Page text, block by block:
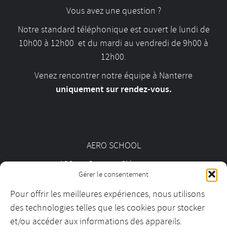
Gérer le consentement
Pour offrir les meilleures expériences, nous utilisons
des technologies telles que les cookies pour stocker
et/ou accéder aux informations des appareils.
Vous avez une question ?
Notre standard téléphonique est ouvert le lundi de
10h00 à 12h00 et du mardi au vendredi de 9h00 à
12h00.
Venez rencontrer notre équipe à Nanterre
uniquement sur rendez-vous.
AERO SCHOOL
126 av. Georges Clémenceau
01 55 69 19 30